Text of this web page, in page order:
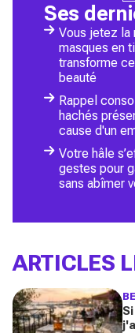
Ses
Vous jetez la
masques en
transforme
beauté
Rappel
hachés
cause d'un
Votre hâle
gestes pour
sans abîmer
ARTICLES